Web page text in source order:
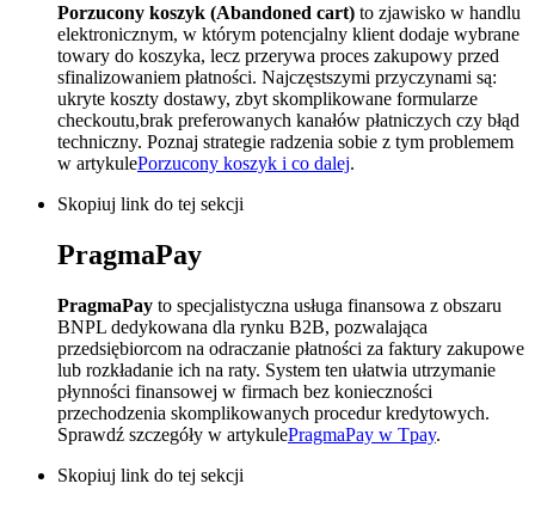
Porzucony koszyk (Abandoned cart) to zjawisko w handlu
elektronicznym, w którym potencjalny klient dodaje wybrane
towary do koszyka, lecz przerywa proces zakupowy przed
sfinalizowaniem płatności. Najczęstszymi przyczynami są:
ukryte koszty dostawy, zbyt skomplikowane formularze
checkoutu,brak preferowanych kanałów płatniczych czy błąd
techniczny. Poznaj strategie radzenia sobie z tym problemem
w artykulePorzucony koszyk i co dalej.
Skopiuj link do tej sekcji
PragmaPay
PragmaPay to specjalistyczna usługa finansowa z obszaru
BNPL dedykowana dla rynku B2B, pozwalająca
przedsiębiorcom na odraczanie płatności za faktury zakupowe
lub rozkładanie ich na raty. System ten ułatwia utrzymanie
płynności finansowej w firmach bez konieczności
przechodzenia skomplikowanych procedur kredytowych.
Sprawdź szczegóły w artykulePragmaPay w Tpay.
Skopiuj link do tej sekcji